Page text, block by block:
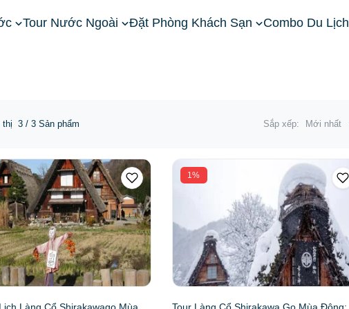
Tour Nước Ngoài Đặt Phòng Khách Sạn Combo Du Lịch
thị 3 / 3 Sản phẩm Sắp xếp: Mới nhất
1%